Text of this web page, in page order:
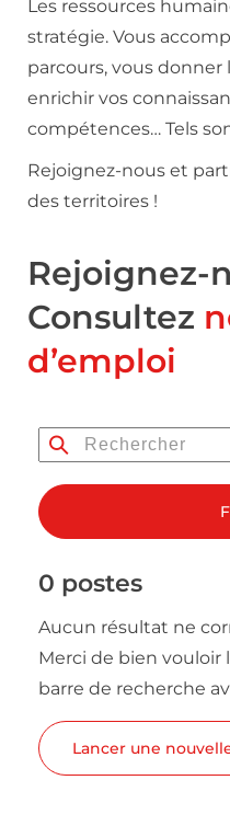
Les ressources
stratégie. Vous
parcours, vous donner
enrichir vos
compétences… Tels
Rejoignez-nous et
des territoires !
Rejoignez-
Consultez
d’emploi
0 postes
Aucun résultat ne
Merci de bien vouloir
barre de recherche
Lancer une